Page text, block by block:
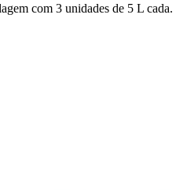
com 3 unidades de 5 L cada.